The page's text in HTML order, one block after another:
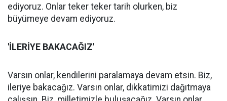
ediyoruz. Onlar teker teker tarih olurken, biz
büyümeye devam ediyoruz.
'İLERİYE BAKACAĞIZ'
Varsın onlar, kendilerini paralamaya devam etsin. Biz,
ileriye bakacağız. Varsın onlar, dikkatimizi dağıtmaya